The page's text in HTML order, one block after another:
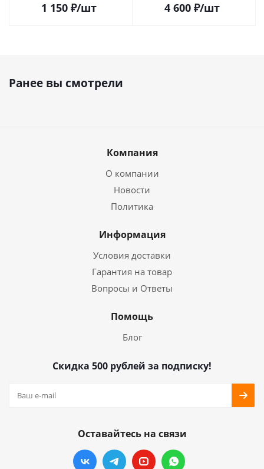
1 150₽/шт 4 600₽/шт
Ранее вы смотрели
Компания
О компании
Новости
Политика
Информация
Условия доставки
Гарантия на товар
Вопросы и Ответы
Помощь
Блог
Скидка 500 рублей за подписку!
Оставайтесь на связи